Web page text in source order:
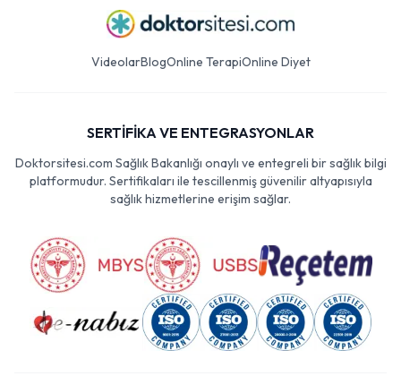
VideolarBlogOnline TerapiOnline Diyet
SERTİFİKA VE ENTEGRASYONLAR
Doktorsitesi.com Sağlık Bakanlığı onaylı ve entegreli bir sağlık bilgi
platformudur. Sertifikaları ile tescillenmiş güvenilir altyapısıyla
sağlık hizmetlerine erişim sağlar.